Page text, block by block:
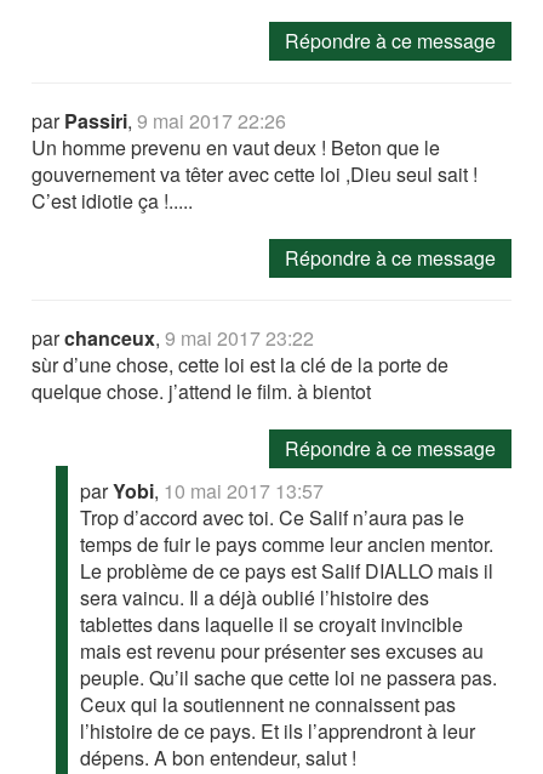
Répondre à ce message
parPassiri,9 mai 2017 22:26
Un homme prevenu en vaut deux ! Beton que le
gouvernement va têter avec cette loi ,Dieu seul sait !
C’est idiotie ça !.....
Répondre à ce message
parchanceux,9 mai 2017 23:22
sùr d’une chose, cette loi est la clé de la porte de
quelque chose. j’attend le film. à bientot
Répondre à ce message
parYobi, 10 mai 2017 13:57
Trop d’accord avec toi. Ce Salif n’aura pas le
temps de fuir le pays comme leur ancien mentor.
Le problème de ce pays est Salif DIALLO mais il
sera vaincu. Il a déjà oublié l’histoire des
tablettes dans laquelle il se croyait invincible
mais est revenu pour présenter ses excuses au
peuple. Qu’il sache que cette loi ne passera pas.
Ceux qui la soutiennent ne connaissent pas
l’histoire de ce pays. Et ils l’apprendront à leur
dépens. A bon entendeur, salut !